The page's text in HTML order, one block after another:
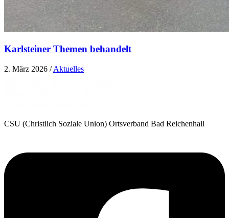
Karlsteiner Themen behandelt
2. März 2026 /Aktuelles
CSU (Christlich Soziale Union) Ortsverband Bad Reichenhall